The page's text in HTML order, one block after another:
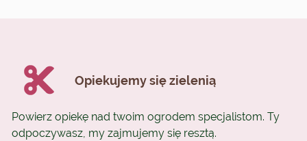
Opiekujemy się zielenią
Powierz opiekę nad twoim ogrodem specjalistom. Ty
odpoczywasz, my zajmujemy się resztą.